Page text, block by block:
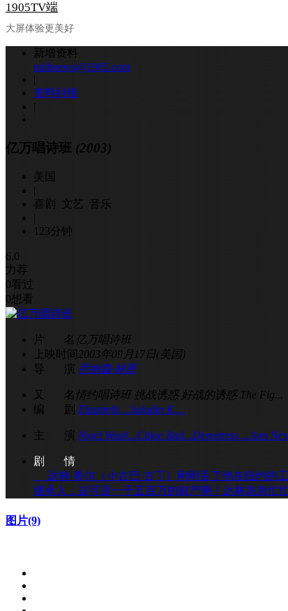
1905TV端
大屏体验更美好
新增资料
mdbnews@1905.com
|
资料纠错
|
亿万唱诗班 (2003)
美国
|
喜剧 文艺 音乐
|
123分钟
6.0
力荐
0看过
0想看
片 名 亿万唱诗班
上映时间2003年09月17日(美国)
导 演 乔纳森·林恩
又 名 情约唱诗班 挑战诱惑 好战的诱惑 The Fig...
编 剧
Elizabeth ...Saladin K....
主 演 Nigel Wash...Chloe Bail...Demetress ...Ann
剧 情
达林·希尔（小古巴·古丁）刚刚丢了他在纽约的
继承人，这可是一千五百万的财产啊！达林急急忙
图片(9)